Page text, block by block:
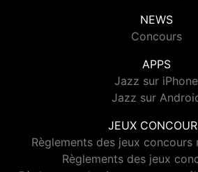
NEWS
Concours
APPS
Jazz sur iPhone
Jazz sur
JEUX
Règlements des jeux concours
Règlements des jeux